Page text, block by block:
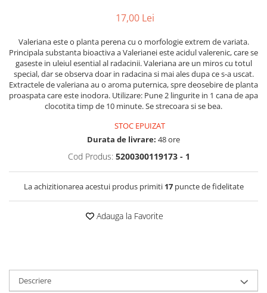
REMEDII NATURISTE
TOATE PRODUSELE
17,00 Lei
Valeriana este o planta perena cu o morfologie extrem de variata.
Principala substanta bioactiva a Valerianei este acidul valerenic, care se
gaseste in uleiul esential al radacinii. Valeriana are un miros cu totul
special, dar se observa doar in radacina si mai ales dupa ce s-a uscat.
Extractele de valeriana au o aroma puternica, spre deosebire de planta
proaspata care este inodora. Utilizare: Pune 2 lingurite in 1 cana de apa
clocotita timp de 10 minute. Se strecoara si se bea.
STOC EPUIZAT
Durata de livrare: 48 ore
Cod Produs: 5200300119173 - 1
La achizitionarea acestui produs primiti 17puncte de fidelitate
Adauga la Favorite
Descriere